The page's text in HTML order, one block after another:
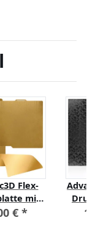
Flex-
mit
Schicht
€ *
PEO